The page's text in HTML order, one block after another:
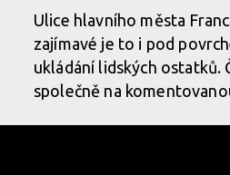
Ulice hlavního města
zajímavé je to i pod
ukládání lidských ostatků.
společně na